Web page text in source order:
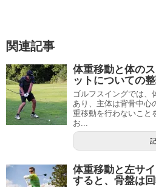
関連記事
体重移動と体の
ットについての
ゴルフスイングでは、
あり、主体は背骨中心
重移動を行わないこと
お...
体重移動と左サ
すると、骨盤は